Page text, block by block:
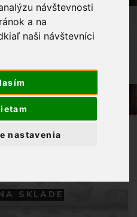
návštevnosti
a na
naši návštevníci
nastavenia
LÁTKY METRÁŽ
LÁTKY
MUCHOTRÁVKOVÉ
SKLADE